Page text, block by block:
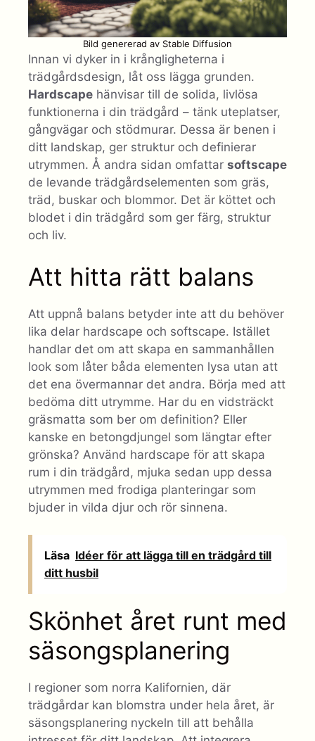
Bild genererad av Stable Diffusion
Innan vi dyker in i krångligheterna i
trädgårdsdesign, låt oss lägga grunden.
Hardscape hänvisar till de solida, livlösa
funktionerna i din trädgård – tänk uteplatser,
gångvägar och stödmurar. Dessa är benen i
ditt landskap, ger struktur och definierar
utrymmen. Å andra sidan omfattar softscape
de levande trädgårdselementen som gräs,
träd, buskar och blommor. Det är köttet och
blodet i din trädgård som ger färg, struktur
och liv.
Att hitta rätt balans
Att uppnå balans betyder inte att du behöver
lika delar hardscape och softscape. Istället
handlar det om att skapa en sammanhållen
look som låter båda elementen lysa utan att
det ena övermannar det andra. Börja med att
bedöma ditt utrymme. Har du en vidsträckt
gräsmatta som ber om definition? Eller
kanske en betongdjungel som längtar efter
grönska? Använd hardscape för att skapa
rum i din trädgård, mjuka sedan upp dessa
utrymmen med frodiga planteringar som
bjuder in vilda djur och rör sinnena.
Läsa Idéer för att lägga till en trädgård till
ditt husbil
Skönhet året runt med
säsongsplanering
I regioner som norra Kalifornien, där
trädgårdar kan blomstra under hela året, är
säsongsplanering nyckeln till att behålla